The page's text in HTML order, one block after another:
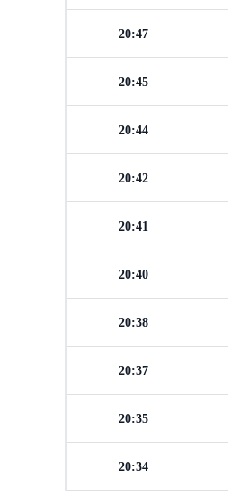
20:47
20:45
20:44
20:42
20:41
20:40
20:38
20:37
20:35
20:34